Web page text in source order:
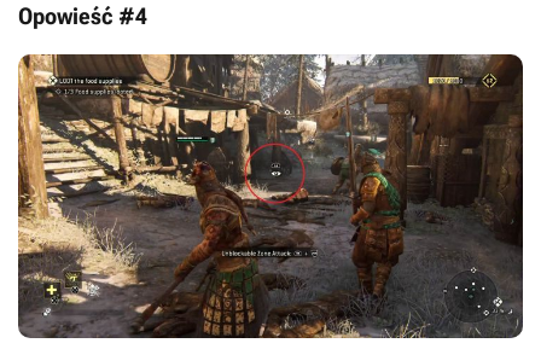
Opowieść #4